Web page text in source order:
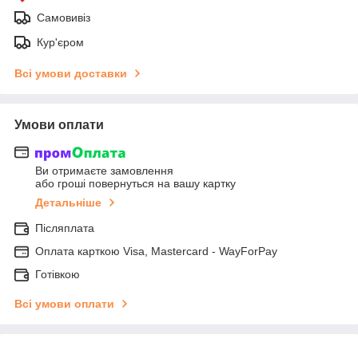
Самовивіз
Кур'єром
Всі умови доставки
Умови оплати
Ви отримаєте замовлення
або гроші повернуться на вашу картку
Детальніше
Післяплата
Оплата карткою Visa, Mastercard - WayForPay
Готівкою
Всі умови оплати